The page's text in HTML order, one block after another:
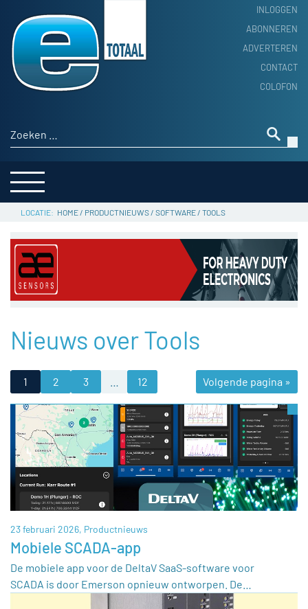
INLOGGEN
ABONNEREN
ADVERTEREN
CONTACT
COLOFON
Zoeken naar:
HOME
PRODUCTNIEUWS
ACHTERGROND
THEMA’S
SERVICE
HOME/ PRODUCTNIEUWS/ SOFTWARE/ TOOLS
Nieuws over Tools
1 2 3 12 Volgende pagina »
23 februari 2026, Productnieuws
Mobiele SCADA-app
De mobiele app voor de DeltaV SaaS-software voor
SCADA is door Emerson opnieuw ontworpen. De…